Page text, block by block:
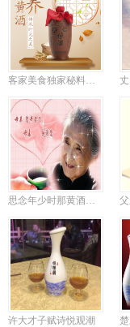
客家美食独家秘料揭晓，想吃粤菜有它就够了
思念年少时那黄酒飘香的日子
许大才子赋诗悦观潮